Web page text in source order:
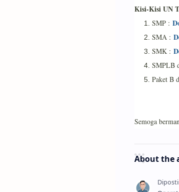
Kisi-Kisi UN
SMP :
SMA :
SMK :
SMPLB
Paket B
Semoga
About the